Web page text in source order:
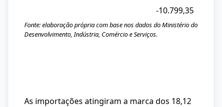
-10.799,35
Fonte: elaboração própria com base nos dados do Ministério do
Desenvolvimento, Indústria, Comércio e Serviços.
As importações atingiram a marca dos 18,12